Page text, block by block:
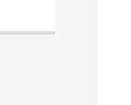
VOTRE